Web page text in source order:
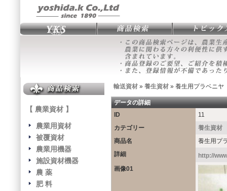
【 農業資材 】
農業用資材
被覆資材
農業用機器
施設資材機器
農 薬
肥 料
輸送資材 » 養生資材 » 養生用プラベニヤ
データの詳細
ID
11
カテゴリー
養生資材
商品名
養生用プ
詳細
http://
画像01